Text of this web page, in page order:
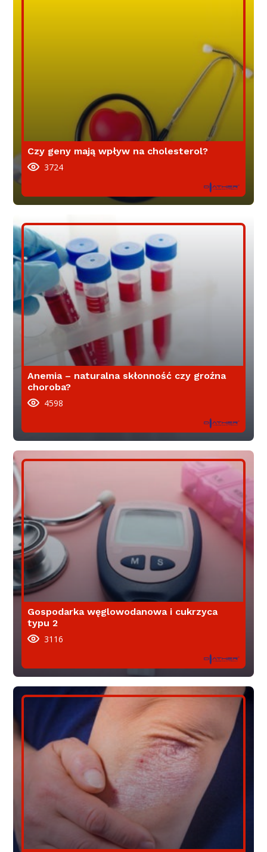
Czy geny mają wpływ na cholesterol?
3724
Anemia – naturalna skłonność czy groźna
choroba?
4598
Gospodarka węglowodanowa i cukrzyca
typu 2
3116